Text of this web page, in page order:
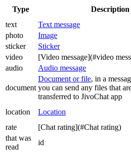
Type Description
text
Text message
photo
Image
sticker
Sticker
video
[Video message](#video
audio
Audio message
document
Document or file, in a
you can send any files that
transferred to JivoChat app
location Location
rate
[Chat rating](#Chat rating)
that was
read
id